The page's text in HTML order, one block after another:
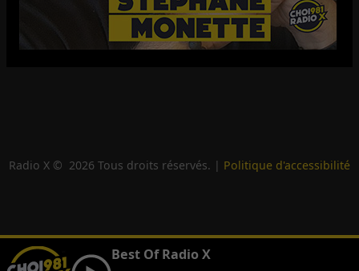
Radio X © 2026 Tous droits réservés. | Politique d'accessibilité
Best Of Radio X